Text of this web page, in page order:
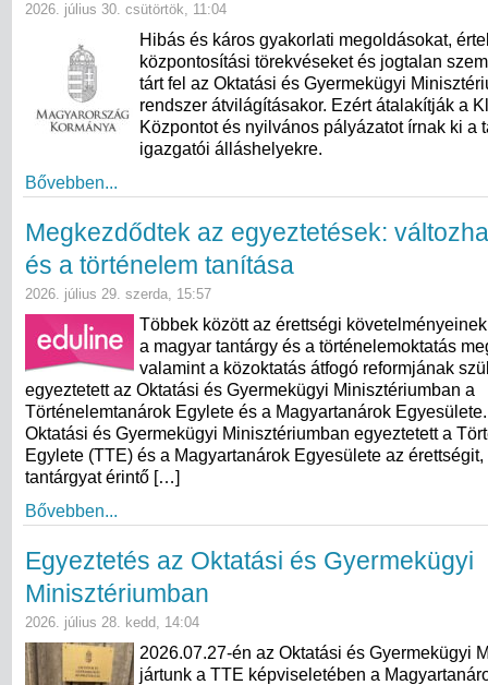
2026. július 30. csütörtök, 11:04
Hibás és káros gyakorlati megoldásokat,
központosítási törekvéseket és jogtalan
tárt fel az Oktatási és Gyermekügyi
rendszer átvilágításakor. Ezért átalakítják a
Központot és nyilvános pályázatot írnak ki a
igazgatói álláshelyekre.
Bővebben...
Megkezdődtek az egyeztetések:
és a történelem tanítása
2026. július 29. szerda, 15:57
Többek között az érettségi
a magyar tantárgy és a történelemoktatás
valamint a közoktatás átfogó reformjának
egyeztetett az Oktatási és Gyermekügyi Minisztériumban a
Történelemtanárok Egylete és a Magyartanárok
Oktatási és Gyermekügyi Minisztériumban egyeztetett a
Egylete (TTE) és a Magyartanárok Egyesülete az
tantárgyat érintő […]
Bővebben...
Egyeztetés az Oktatási és Gyermekügyi
Minisztériumban
2026. július 28. kedd, 14:04
2026.07.27-én az Oktatási és Gyermekügyi
jártunk a TTE képviseletében a